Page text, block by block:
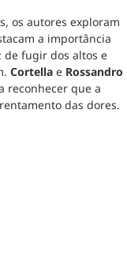
os autores exploram
a importância
de fugir dos altos e
Cortella e Rossandro
reconhecer que a
das dores.